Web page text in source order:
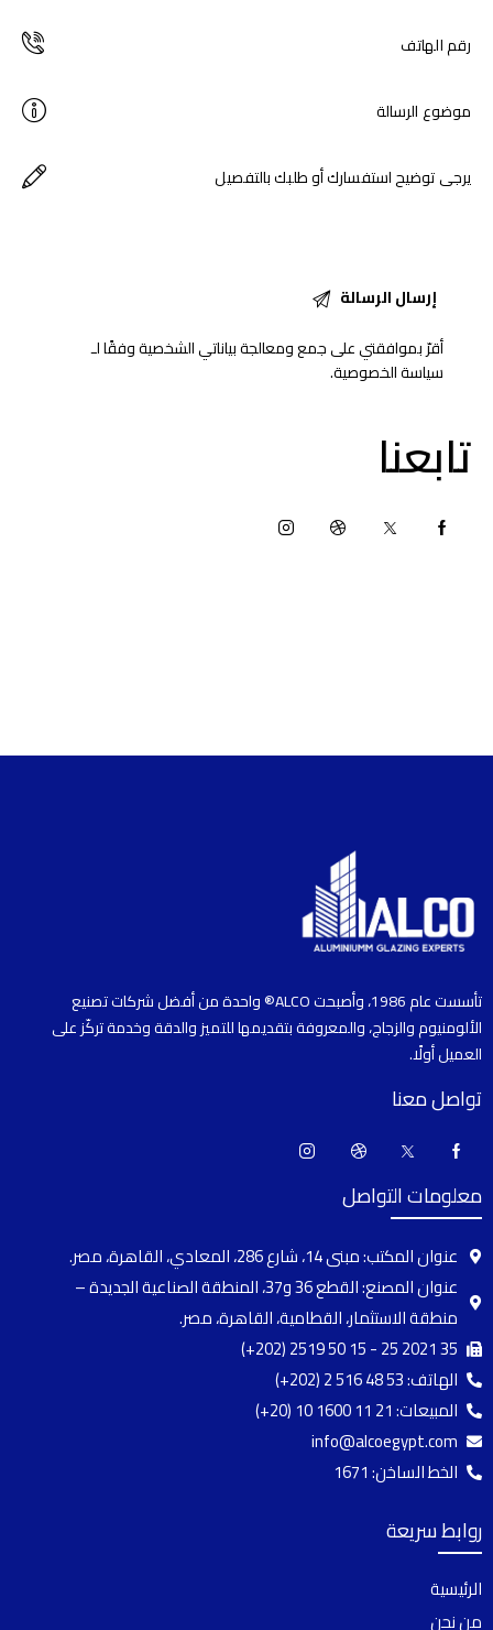
أقرّ بموافقتي على جمع ومعالجة بياناتي الشخصية وفقًا لـ
سياسة الخصوصية.
تابعنا
تأسست عام 1986، وأصبحت ALCO® واحدة من أفضل شركات تصنيع
الألومنيوم والزجاج، والمعروفة بتقديمها للتميز والدقة وخدمة تركّز على
العميل أولًا.
تواصل معنا
معلومات التواصل
عنوان المكتب: مبنى 14، شارع 286، المعادي، القاهرة، مصر.
عنوان المصنع: القطع 36 و37، المنطقة الصناعية الجديدة –
منطقة الاستثمار، القطامية، القاهرة، مصر.
(+202) 2519 50 15 - 25 2021 35
الهاتف:(+202) 2 516 48 53
المبيعات:(+20) 10 1600 11 21
info@alcoegypt.com
الخط الساخن: 1671
روابط سريعة
الرئيسية
من نحن